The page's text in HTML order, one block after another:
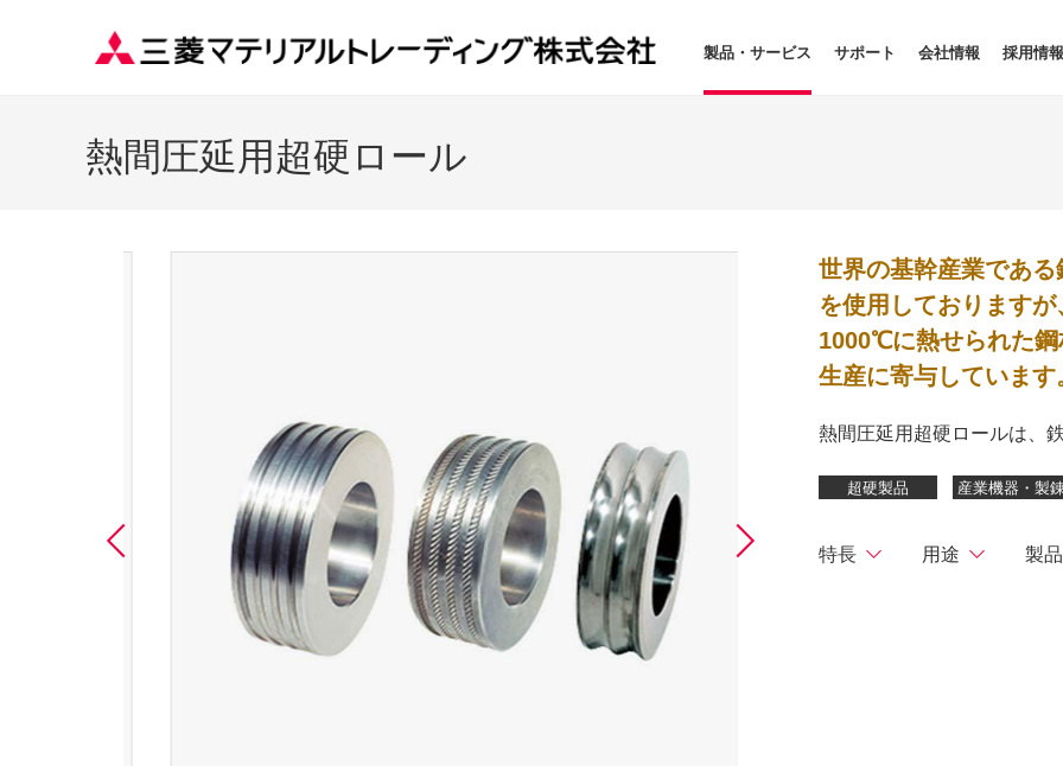
製品・サービス サポート 会社情報 採用情報
熱間圧延用超硬ロール
世界の基幹産業であ
を使用しております
1000℃に熱せられた
生産に寄与しています
熱間圧延用超硬ロールは、
超硬製品 産業機器・製
特長 用途 製